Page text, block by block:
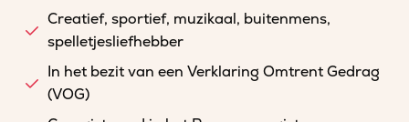
Creatief, sportief, muzikaal, buitenmens,
spelletjesliefhebber
In het bezit van een Verklaring Omtrent Gedrag
(VOG)